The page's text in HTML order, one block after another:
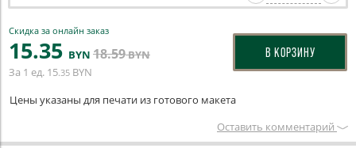
Скидка за онлайн заказ
15.35 BYN 18.59BYN
За 1 ед. 15.35 BYN
В КОРЗИНУ
Цены указаны для печати из готового макета
Оставить комментарий